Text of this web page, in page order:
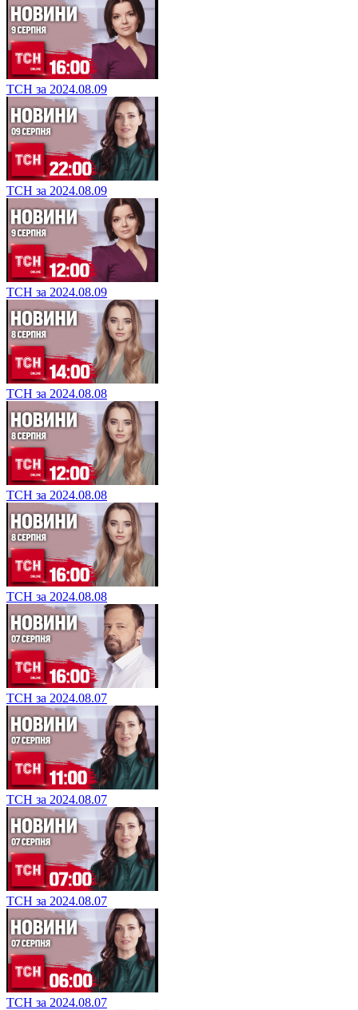
ТСН за 2024.08.09
ТСН за 2024.08.09
ТСН за 2024.08.09
ТСН за 2024.08.08
ТСН за 2024.08.08
ТСН за 2024.08.08
ТСН за 2024.08.07
ТСН за 2024.08.07
ТСН за 2024.08.07
ТСН за 2024.08.07